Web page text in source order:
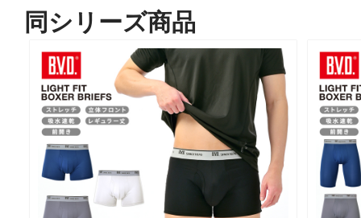
同シリーズ商品